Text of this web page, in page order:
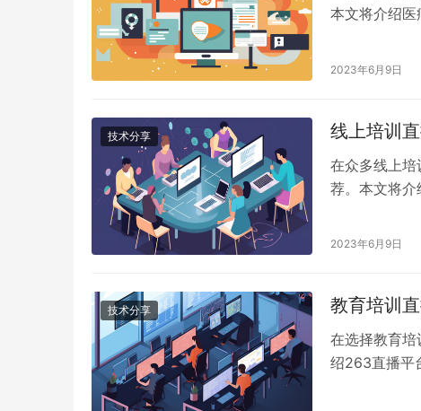
本文将介绍医
2023年6月9日
技术分享 线上培训
在众多线上
荐。本文将
2023年6月9日
技术分享 教育培训
在选择教育
绍263直播平